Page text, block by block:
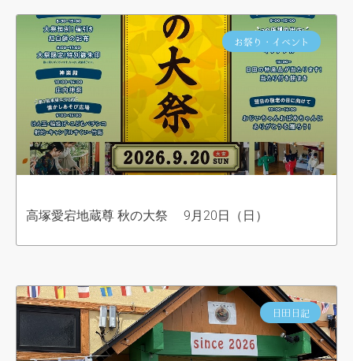
お祭り・イベント
高塚愛宕地蔵尊 秋の大祭 9月20日（日）
日田日記